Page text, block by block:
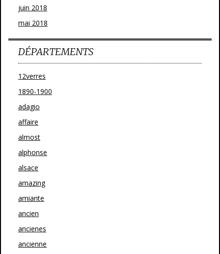
juin 2018
mai 2018
DÉPARTEMENTS
12verres
1890-1900
adagio
affaire
almost
alphonse
alsace
amazing
amiante
ancien
ancienes
ancienne